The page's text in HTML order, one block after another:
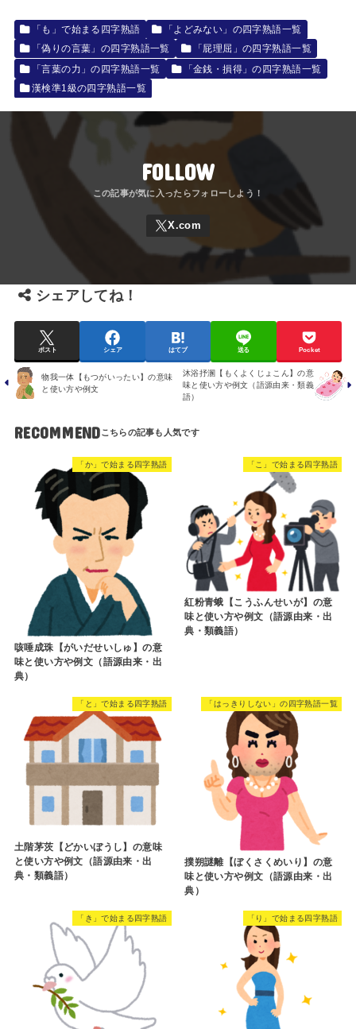
「も」で始まる四字熟語
「よどみない」の四字熟語一覧
「偽りの言葉」の四字熟語一覧
「屁理屈」の四字熟語一覧
「言葉の力」の四字熟語一覧
「金銭・損得」の四字熟語一覧
漢検準1級の四字熟語一覧
FOLLOW
シェアしてね！
ポスト シェア はてブ 送る Pocket
物我一体【もつがいったい】の意味
と使い方や例文
沐浴抒溷【もくよくじょこん】の意
味と使い方や例文（語源由来・類義
語）
RECOMMEND
「か」で始まる四字熟語
咳唾成珠【がいだせいしゅ】の意
味と使い方や例文（語源由来・出
典）
「こ」で始まる四字熟語
紅粉青蛾【こうふんせいが】の意
味と使い方や例文（語源由来・出
典・類義語）
「と」で始まる四字熟語
土階茅茨【どかいぼうし】の意味
と使い方や例文（語源由来・出
典・類義語）
「はっきりしない」の四字熟語一覧
撲朔謎離【ぼくさくめいり】の意
味と使い方や例文（語源由来・出
典）
「き」で始まる四字熟語 「り」で始まる四字熟語